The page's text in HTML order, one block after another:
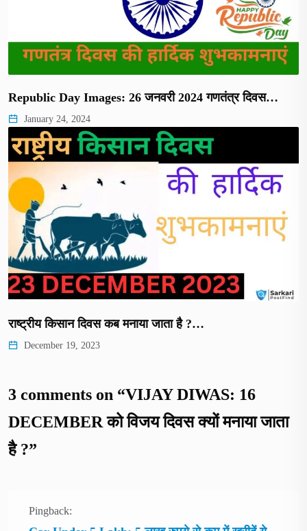
Republic Day Images: 26 जनवरी 2024 गणतंत्र दिवस…
January 24, 2024
राष्ट्रीय किसान दिवस कब मनाया जाता है ?…
December 19, 2023
3 comments on “VIJAY DIWAS: 16
DECEMBER को विजय दिवस क्यों मनाया जाता
है ?”
Pingback: